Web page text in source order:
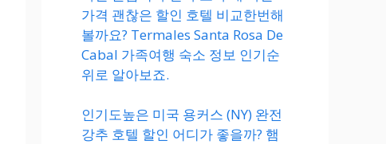
가격 괜찮은 할인 호텔 비교한번해
볼까요? Termales Santa Rosa De
Cabal 가족여행 숙소 정보 인기순
위로 알아보죠.
인기도높은 미국 용커스 (NY) 완전
강추 호텔 할인 어디가 좋을까? 햄